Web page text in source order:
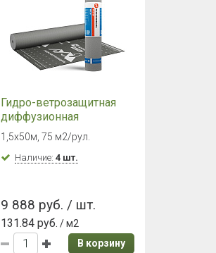
Гидро-ветрозащитная
диффузионная
мембрана
ТехноНИКОЛЬ MASTER
ВЕНТ 130 (75м2)
1,5х50м, 75 м2/рул.
Наличие: 4 шт.
9 888 руб. / шт.
131.84 руб. / м2
В корзину